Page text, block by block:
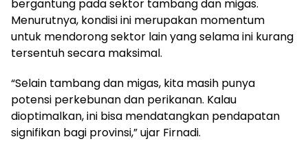
bergantung pada sektor tambang dan migas.
Menurutnya, kondisi ini merupakan momentum
untuk mendorong sektor lain yang selama ini kurang
tersentuh secara maksimal.
“Selain tambang dan migas, kita masih punya
potensi perkebunan dan perikanan. Kalau
dioptimalkan, ini bisa mendatangkan pendapatan
signifikan bagi provinsi,” ujar Firnadi.